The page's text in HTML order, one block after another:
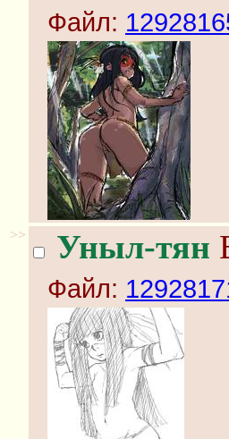
Файл:
>> Уныл-тян
Файл: